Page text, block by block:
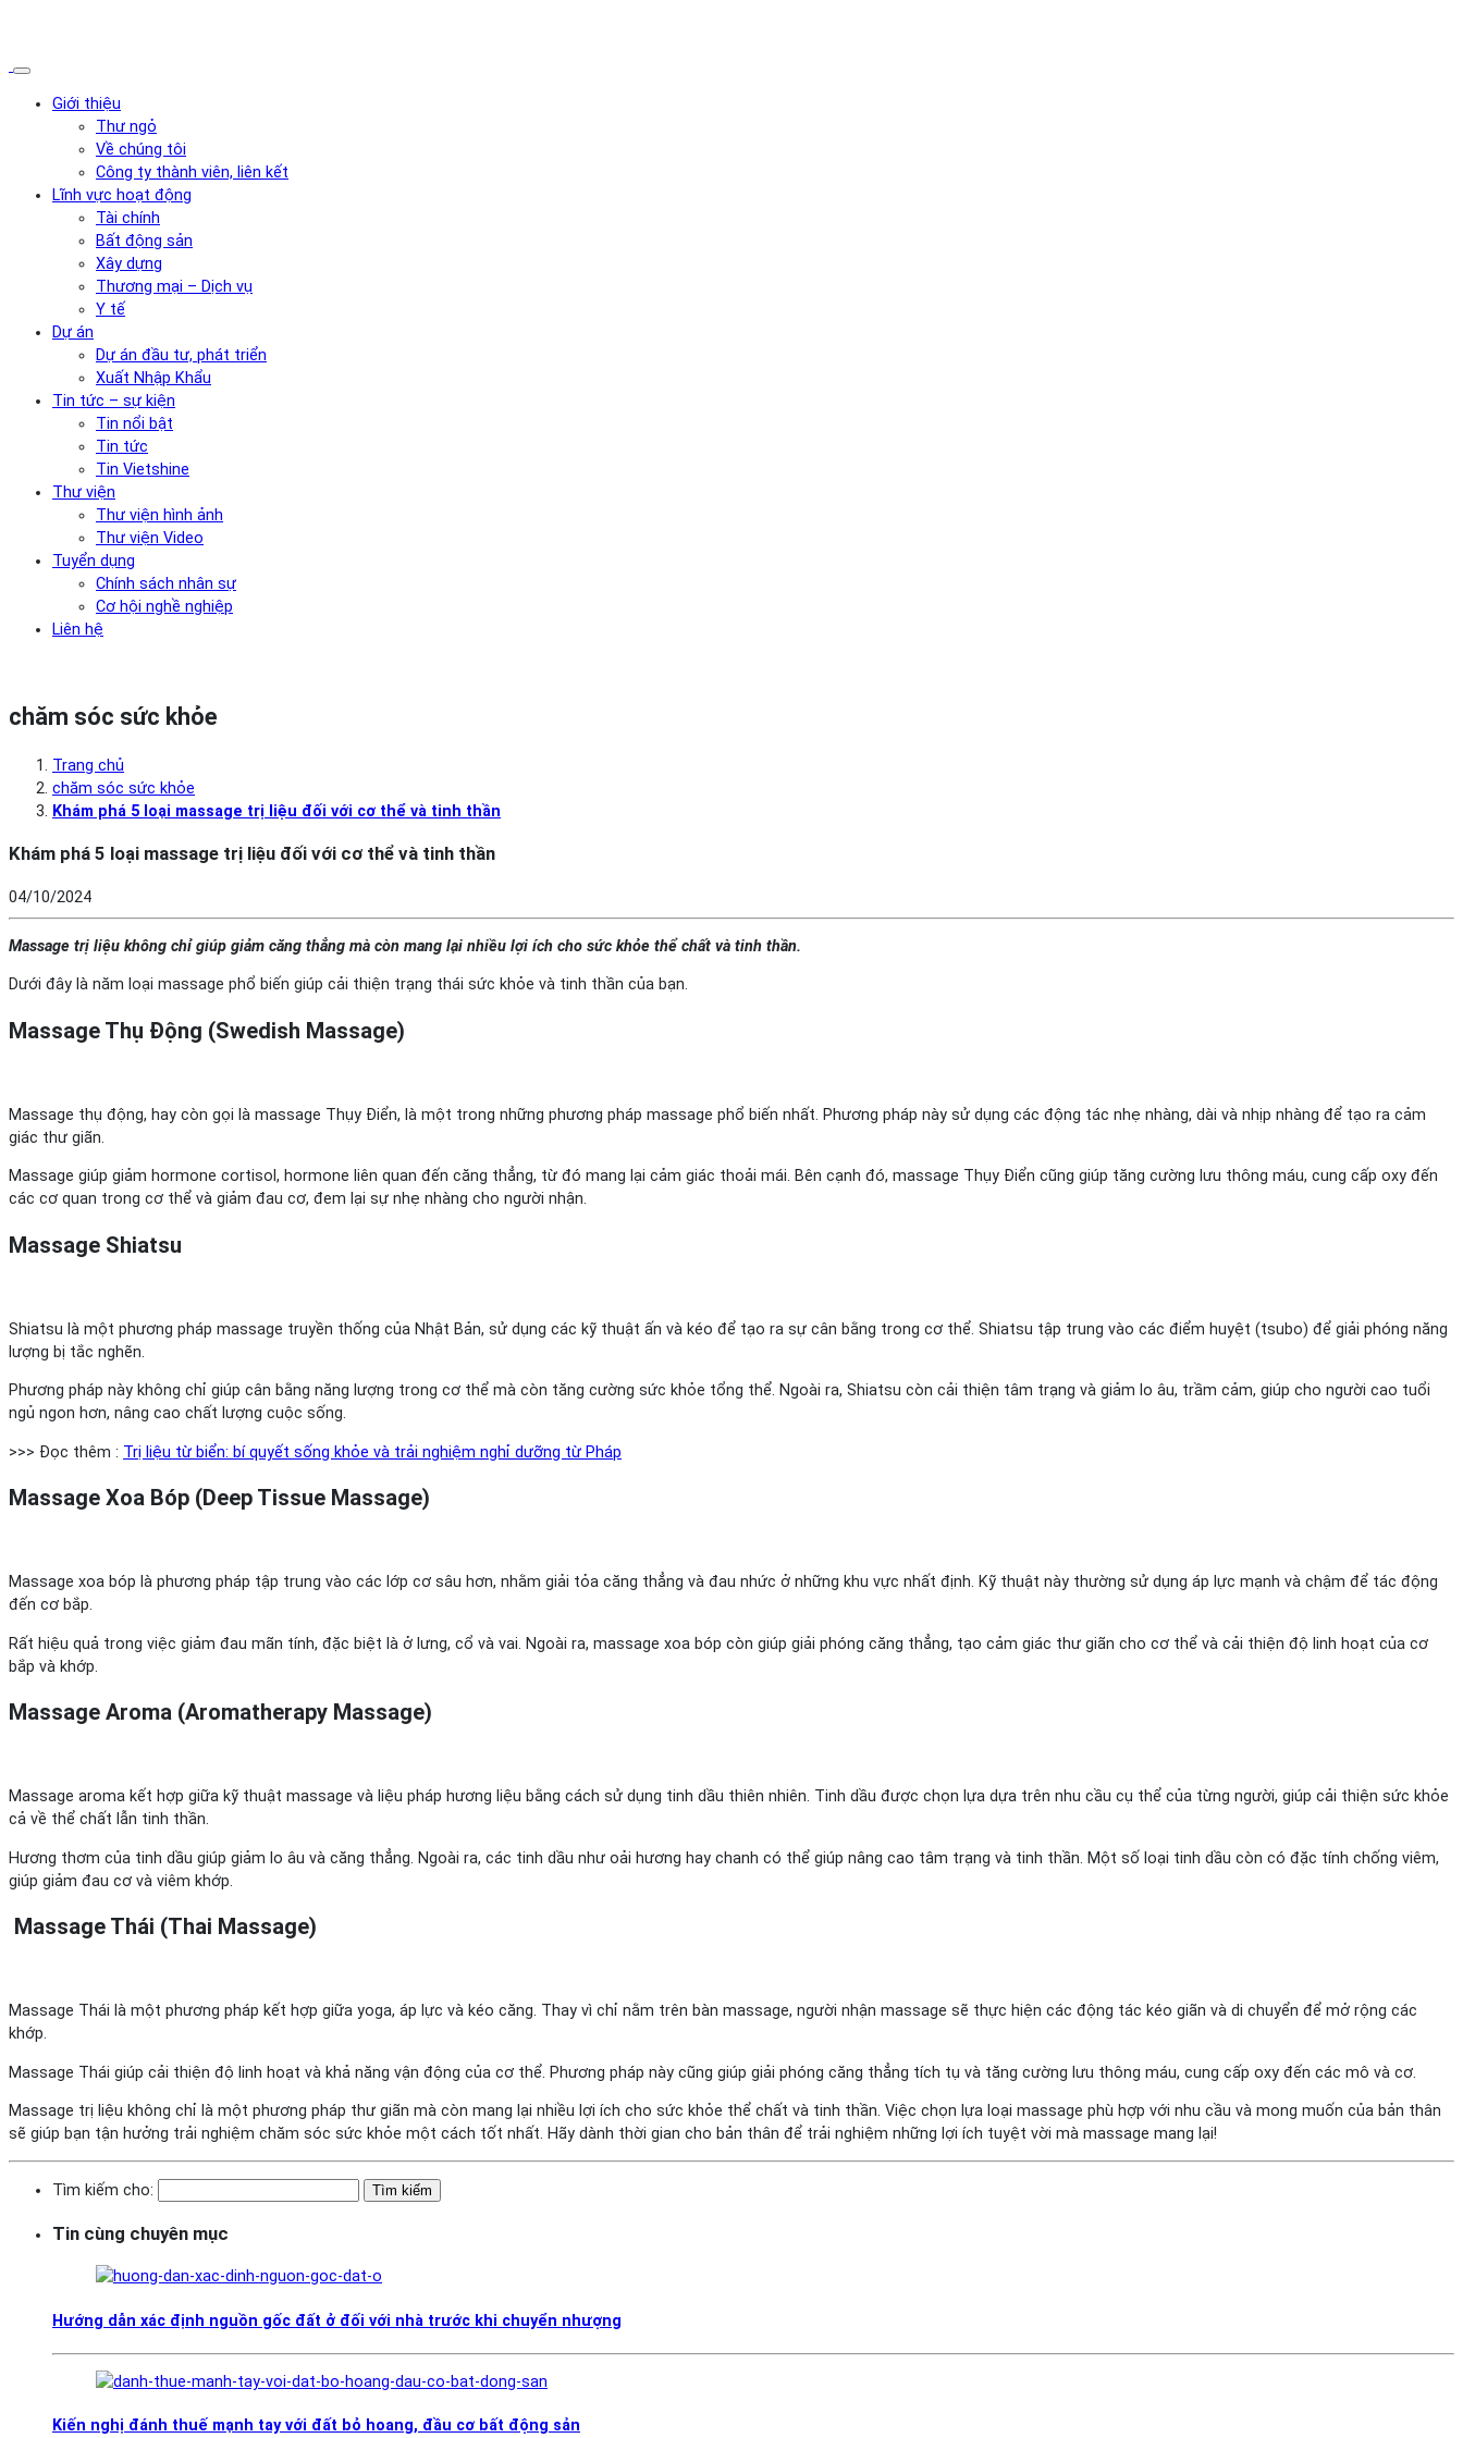
Giới thiệu
Thư ngỏ
Về chúng tôi
Công ty thành viên, liên kết
Lĩnh vực hoạt động
Tài chính
Bất động sản
Xây dựng
Thương mại – Dịch vụ
Y tế
Dự án
Dự án đầu tư, phát triển
Xuất Nhập Khẩu
Tin tức – sự kiện
Tin nổi bật
Tin tức
Tin Vietshine
Thư viện
Thư viện hình ảnh
Thư viện Video
Tuyển dụng
Chính sách nhân sự
Cơ hội nghề nghiệp
Liên hệ
chăm sóc sức khỏe
Trang chủ
chăm sóc sức khỏe
Khám phá 5 loại massage trị liệu đối với cơ thể và tinh thần
Khám phá 5 loại massage trị liệu đối với cơ thể và tinh thần
04/10/2024
Massage trị liệu không chỉ giúp giảm căng thẳng mà còn mang lại nhiều lợi ích cho sức khỏe thể chất và tinh thần.
Dưới đây là năm loại massage phổ biến giúp cải thiện trạng thái sức khỏe và tinh thần của bạn.
Massage Thụ Động (Swedish Massage)
Massage thụ động, hay còn gọi là massage Thụy Điển, là một trong những phương pháp massage phổ biến nhất. Phương pháp này sử dụng các động tác nhẹ nhàng, dài và nhịp nhàng để tạo ra cảm
giác thư giãn.
Massage giúp giảm hormone cortisol, hormone liên quan đến căng thẳng, từ đó mang lại cảm giác thoải mái. Bên cạnh đó, massage Thụy Điển cũng giúp tăng cường lưu thông máu, cung cấp oxy đến
các cơ quan trong cơ thể và giảm đau cơ, đem lại sự nhẹ nhàng cho người nhận.
Massage Shiatsu
Shiatsu là một phương pháp massage truyền thống của Nhật Bản, sử dụng các kỹ thuật ấn và kéo để tạo ra sự cân bằng trong cơ thể. Shiatsu tập trung vào các điểm huyệt (tsubo) để giải phóng năng
lượng bị tắc nghẽn.
Phương pháp này không chỉ giúp cân bằng năng lượng trong cơ thể mà còn tăng cường sức khỏe tổng thể. Ngoài ra, Shiatsu còn cải thiện tâm trạng và giảm lo âu, trầm cảm, giúp cho người cao tuổi
ngủ ngon hơn, nâng cao chất lượng cuộc sống.
>>> Đọc thêm : Trị liệu từ biển: bí quyết sống khỏe và trải nghiệm nghỉ dưỡng từ Pháp
Massage Xoa Bóp (Deep Tissue Massage)
Massage xoa bóp là phương pháp tập trung vào các lớp cơ sâu hơn, nhằm giải tỏa căng thẳng và đau nhức ở những khu vực nhất định. Kỹ thuật này thường sử dụng áp lực mạnh và chậm để tác động
đến cơ bắp.
Rất hiệu quả trong việc giảm đau mãn tính, đặc biệt là ở lưng, cổ và vai. Ngoài ra, massage xoa bóp còn giúp giải phóng căng thẳng, tạo cảm giác thư giãn cho cơ thể và cải thiện độ linh hoạt của cơ
bắp và khớp.
Massage Aroma (Aromatherapy Massage)
Massage aroma kết hợp giữa kỹ thuật massage và liệu pháp hương liệu bằng cách sử dụng tinh dầu thiên nhiên. Tinh dầu được chọn lựa dựa trên nhu cầu cụ thể của từng người, giúp cải thiện sức khỏe
cả về thể chất lẫn tinh thần.
Hương thơm của tinh dầu giúp giảm lo âu và căng thẳng. Ngoài ra, các tinh dầu như oải hương hay chanh có thể giúp nâng cao tâm trạng và tinh thần. Một số loại tinh dầu còn có đặc tính chống viêm,
giúp giảm đau cơ và viêm khớp.
Massage Thái (Thai Massage)
Massage Thái là một phương pháp kết hợp giữa yoga, áp lực và kéo căng. Thay vì chỉ nằm trên bàn massage, người nhận massage sẽ thực hiện các động tác kéo giãn và di chuyển để mở rộng các
khớp.
Massage Thái giúp cải thiện độ linh hoạt và khả năng vận động của cơ thể. Phương pháp này cũng giúp giải phóng căng thẳng tích tụ và tăng cường lưu thông máu, cung cấp oxy đến các mô và cơ.
Massage trị liệu không chỉ là một phương pháp thư giãn mà còn mang lại nhiều lợi ích cho sức khỏe thể chất và tinh thần. Việc chọn lựa loại massage phù hợp với nhu cầu và mong muốn của bản thân
sẽ giúp bạn tận hưởng trải nghiệm chăm sóc sức khỏe một cách tốt nhất. Hãy dành thời gian cho bản thân để trải nghiệm những lợi ích tuyệt vời mà massage mang lại!
Tìm kiếm cho:
Tin cùng chuyên mục
Hướng dẫn xác định nguồn gốc đất ở đối với nhà trước khi chuyển nhượng
Kiến nghị đánh thuế mạnh tay với đất bỏ hoang, đầu cơ bất động sản